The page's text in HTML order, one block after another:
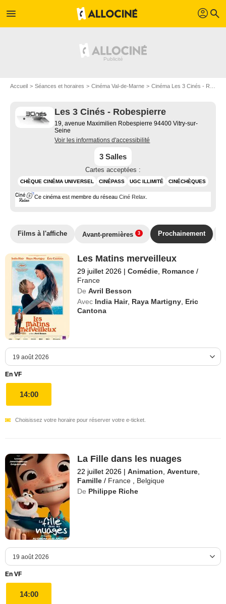
menu profil search
Accueil Séances et horaires Cinéma Val-de-Marne Cinéma Les 3 Cinés - Robespierre
Les 3 Cinés - Robespierre
19, avenue Maximilien Robespierre 94400 Vitry-sur-
Seine
Voir les informations d'accessibilité
3 Salles
Cartes acceptées :
CHÈQUE CINÉMA UNIVERSEL CINÉPASS UGC ILLIMITÉ CINÉCHÈQUES
Ce cinéma est membre du réseau Ciné Relax
Films à l'affiche Avant-premières 3 Prochainement
Les Matins merveilleux
29 juillet 2026 | Comédie Romance /
France
De Avril Besson
Avec India Hair, Raya Martigny Eric
Cantona
En VF
14:00
Choisissez votre horaire pour réserver votre e-ticket.
La Fille dans les nuages
22 juillet 2026 | Animation ,Aventure
Famille / France
Belgique
De Philippe Riche
En VF
14:00